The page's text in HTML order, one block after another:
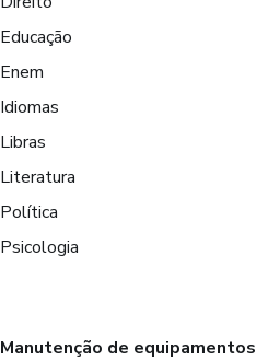
Educação
Enem
Idiomas
Libras
Literatura
Política
Psicologia
Manutenção de equipamentos